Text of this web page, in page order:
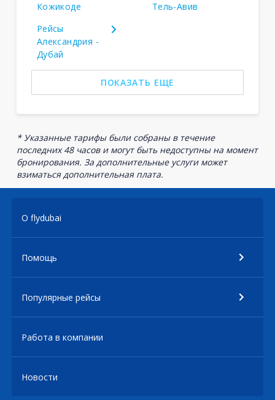
Кожикоде
Тель-Авив
Рейсы
Александрия -
Дубай
ПОКАЗАТЬ ЕЩЕ
* Указанные тарифы были собраны в течение
последних 48 часов и могут быть недоступны на момент
бронирования. За дополнительные услуги может
взиматься дополнительная плата.
О flydubai
Помощь
Популярные рейсы
Работа в компании
Новости